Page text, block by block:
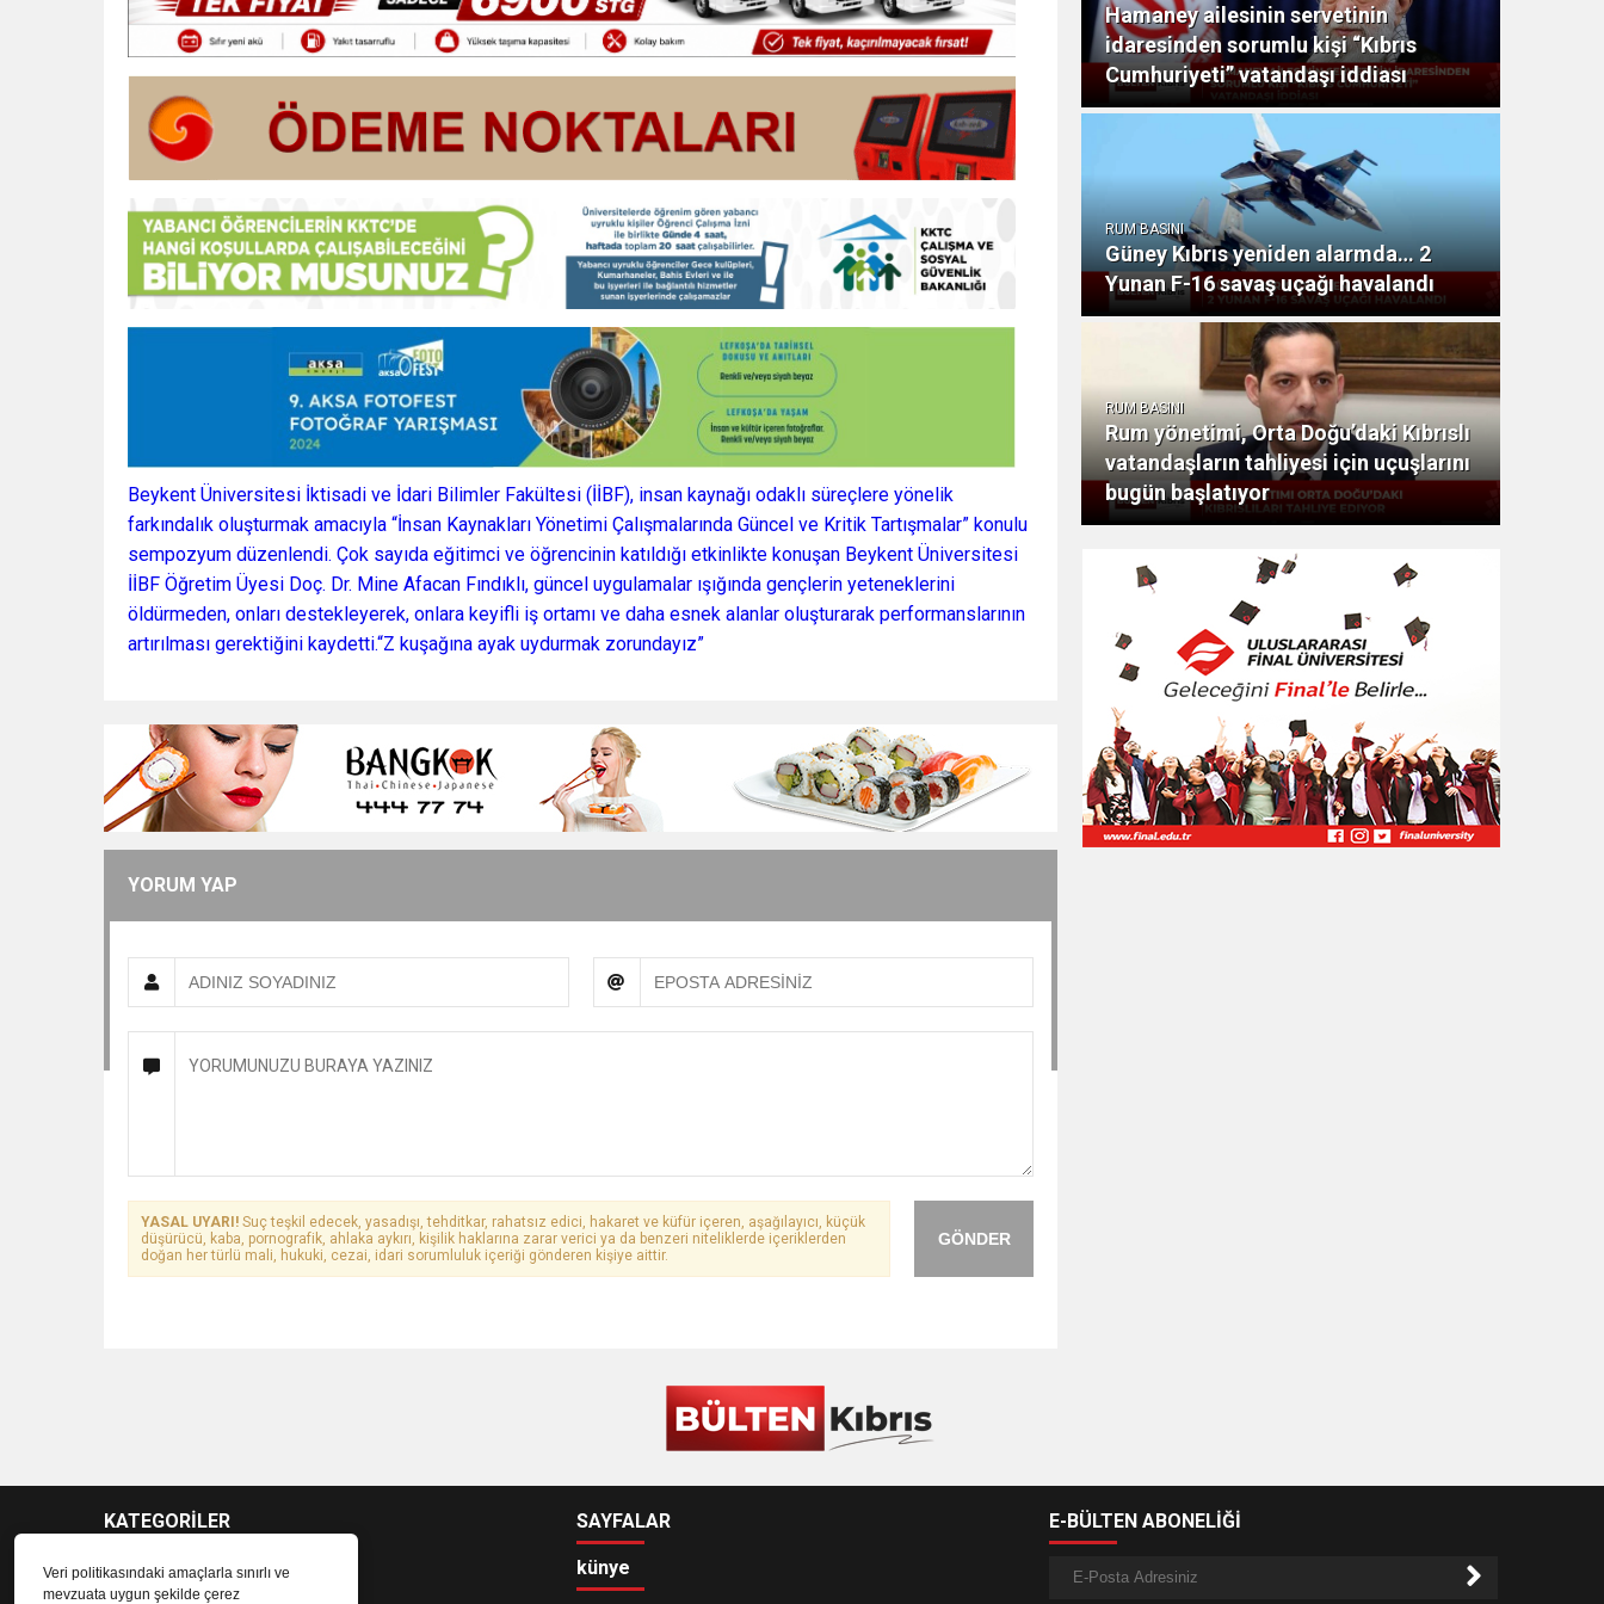
Veri politikasındaki amaçlarla sınırlı ve
mevzuata uygun şekilde çerez
Beykent Üniversitesi İktisadi ve İdari Bilimler Fakültesi (İİBF), insan kaynağı odaklı süreçlere yönelik
farkındalık oluşturmak amacıyla “İnsan Kaynakları Yönetimi Çalışmalarında Güncel ve Kritik Tartışmalar” konulu
sempozyum düzenlendi. Çok sayıda eğitimci ve öğrencinin katıldığı etkinlikte konuşan Beykent Üniversitesi
İİBF Öğretim Üyesi Doç. Dr. Mine Afacan Fındıklı, güncel uygulamalar ışığında gençlerin yeteneklerini
öldürmeden, onları destekleyerek, onlara keyifli iş ortamı ve daha esnek alanlar oluşturarak performanslarının
artırılması gerektiğini kaydetti.“Z kuşağına ayak uydurmak zorundayız”
YORUM YAP
GÖNDER
YASAL UYARI! Suç teşkil edecek, yasadışı, tehditkar, rahatsız edici, hakaret ve küfür içeren, aşağılayıcı, küçük
düşürücü, kaba, pornografik, ahlaka aykırı, kişilik haklarına zarar verici ya da benzeri niteliklerde içeriklerden
doğan her türlü mali, hukuki, cezai, idari sorumluluk içeriği gönderen kişiye aittir.
Hamaney ailesinin servetinin
idaresinden sorumlu kişi “Kıbrıs
Cumhuriyeti” vatandaşı iddiası
RUM BASINI
Güney Kıbrıs yeniden alarmda… 2
Yunan F-16 savaş uçağı havalandı
RUM BASINI
Rum yönetimi, Orta Doğu’daki Kıbrıslı
vatandaşların tahliyesi için uçuşlarını
bugün başlatıyor
KATEGORİLER SAYFALAR
künye
E-BÜLTEN ABONELİĞİ